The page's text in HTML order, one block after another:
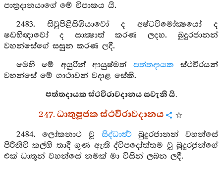
පාත්‍රදානයාගේ මේ විපාකය යි.
2483. සිවුපිළිසිඹියාවෝ ද අෂ්ටවිමෝක්‍ෂයෝ ද
ෂඩභිඥාවෝ ද සාක්‍ෂාත් කරණ ලදහ. බුදුරජානන්
වහන්සේගේ සසුන කරණ ලදී.
මෙහි මේ අයුරින් ආයුෂ්මත් පත්තදායක ස්ථවිරයන්
වහන්සේ මේ ගාථාවන් වදාළ සේකි.
පත්තදායක ස්ථවිරාවදානය සවැනි යි.
247. ධාතුපූජක ස්ථවිරාවදානය
2484. ලෝකනාථ වූ සිද්ධාර්‍ත්‍ථබුදුරජානන් වහන්සේ
පිරිනිවි කල්හි තාදී ගුණ ඇති ද්විපදෝත්තම වූ බුදුරජුන්ගේ
එක් ධාතූන් වහන්සේ නමක් මා විසින් ලබන ලදී.